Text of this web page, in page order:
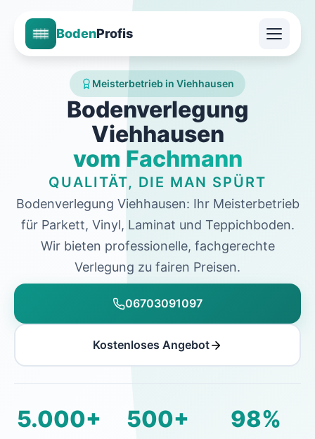
BodenProfis
Meisterbetrieb in Viehhausen
Bodenverlegung
Viehhausen
vom Fachmann
QUALITÄT, DIE MAN SPÜRT
Bodenverlegung Viehhausen: Ihr Meisterbetrieb
für Parkett, Vinyl, Laminat und Teppichboden.
Wir bieten professionelle, fachgerechte
Verlegung zu fairen Preisen.
06703091097
Kostenloses Angebot
5.000+ 500+ 98%